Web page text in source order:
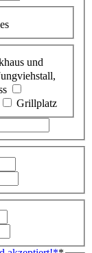
und
Grillplatz